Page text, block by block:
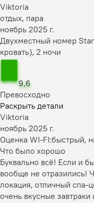
Viktoria
отдых, пара
ноябрь 2025 г.
Двухместный номер
кровать), 2 ночи
9,6
Превосходно
Раскрыть детали
Viktoria
ноябрь 2025 г.
Оценка WI-FI:быстрый,
Что было хорошо
Буквально всё! Если и
вообще не отразились!
локация, отличный спа-
очень вкусные